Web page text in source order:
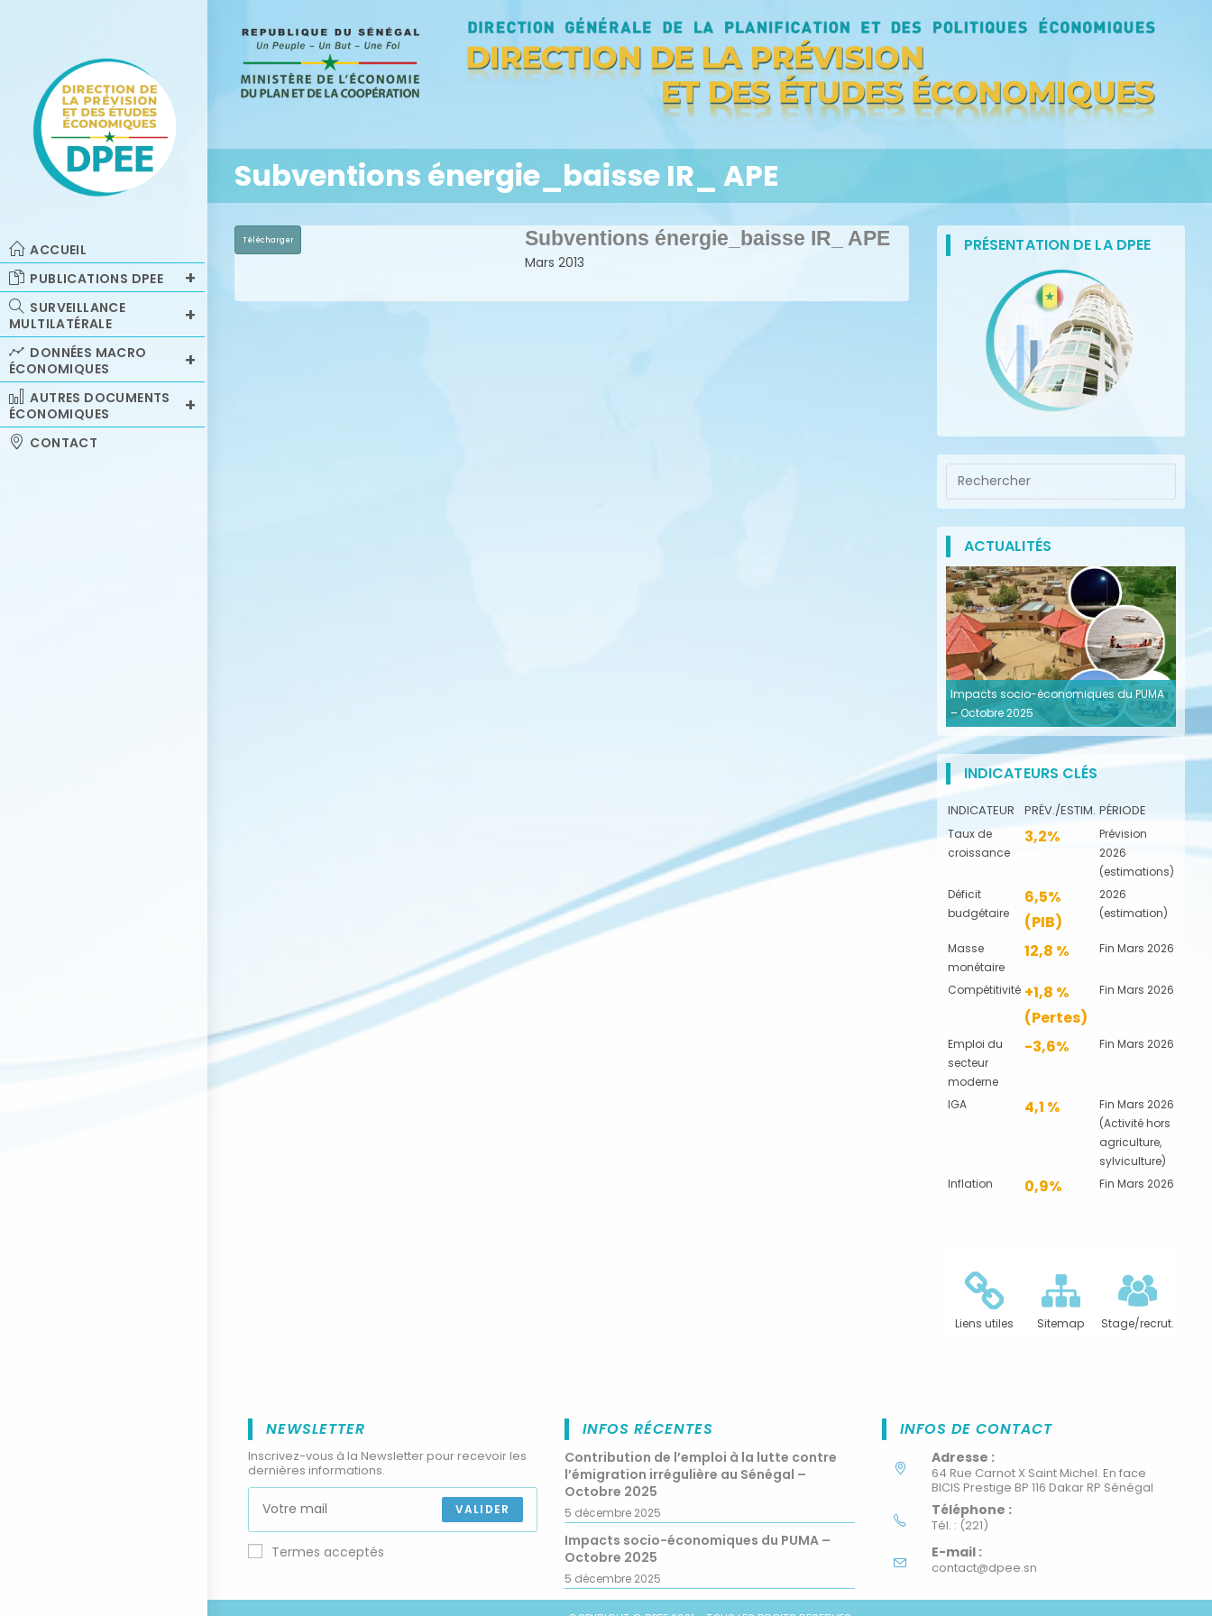
ACCUEIL
PUBLICATIONS DPEE
SURVEILLANCE
MULTILATÉRALE
DONNÉES MACRO
ÉCONOMIQUES
AUTRES DOCUMENTS
ÉCONOMIQUES
CONTACT
Subventions énergie_baisse IR_ APE
Télécharger Subventions énergie_baisse IR_ APE
Mars 2013
PRÉSENTATION DE LA DPEE
ACTUALITÉS
Impacts socio-économiques du PUMA
– Octobre 2025
INDICATEURS CLÉS
INDICATEUR PRÉV./ESTIM. PÉRIODE
Taux de
croissance
3,2%
Prévision
2026
(estimations)
Déficit
budgétaire
6,5%
(PIB)
2026
(estimation)
Masse
monétaire
12,8 % Fin Mars 2026
Compétitivité +1,8 %
(Pertes)
Fin Mars 2026
Emploi du
secteur
moderne
-3,6% Fin Mars 2026
IGA 4,1 %
Fin Mars 2026
(Activité hors
agriculture,
sylviculture)
Inflation
0,9% Fin Mars 2026
Liens utiles Sitemap Stage/recrut.
NEWSLETTER
Inscrivez-vous à la Newsletter pour recevoir les
dernières informations.
VALIDER
Termes acceptés
INFOS RÉCENTES
Contribution de l’emploi à la lutte contre
l’émigration irrégulière au Sénégal –
Octobre 2025
5 décembre 2025
Impacts socio-économiques du PUMA –
Octobre 2025
5 décembre 2025
INFOS DE CONTACT
Adresse :
64 Rue Carnot X Saint Michel. En face
BICIS Prestige BP 116 Dakar RP Sénégal
Téléphone :
Tél. : (221)
E-mail :
contact@dpee.sn